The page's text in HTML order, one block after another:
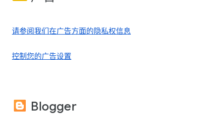
请参阅我们在广告方面的隐私权信息
控制您的广告设置
Blogger